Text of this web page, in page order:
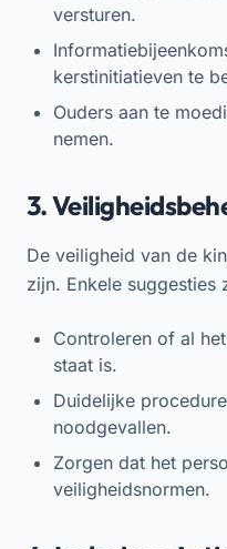
versturen.
kerstinitiatieven te
Ouders aan te
nemen.
3.
De veiligheid van de
zijn. Enkele suggesties
Controleren of al
staat is.
Duidelijke
noodgevallen.
Zorgen dat het
veiligheidsnormen.